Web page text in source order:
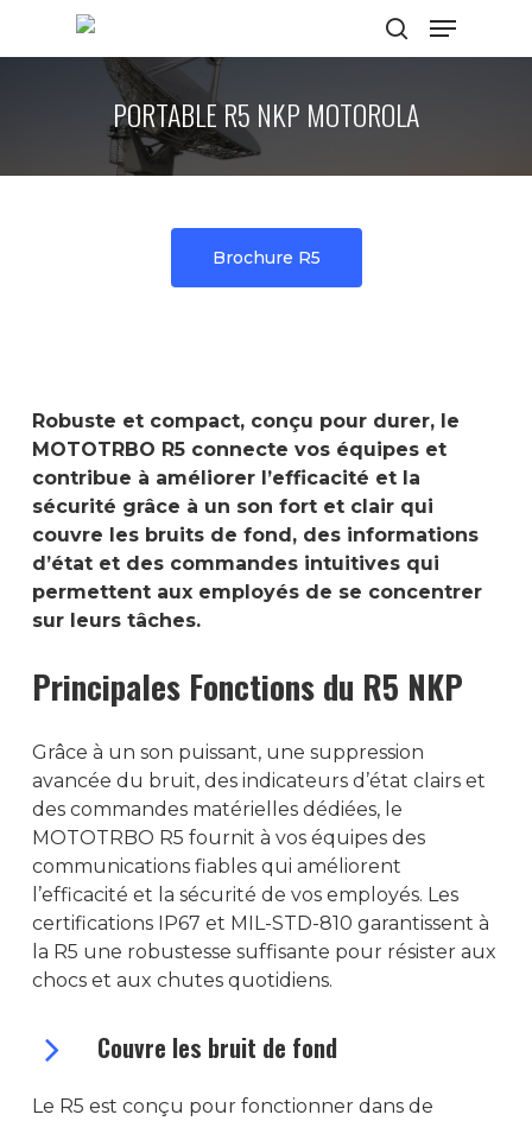
Hit enter to search or ESC to close
PORTABLE R5 NKP MOTOROLA
Brochure R5
Robuste et compact, conçu pour durer, le
MOTOTRBO R5 connecte vos équipes et
contribue à améliorer l’efficacité et la
sécurité grâce à un son fort et clair qui
couvre les bruits de fond, des informations
d’état et des commandes intuitives qui
permettent aux employés de se concentrer
sur leurs tâches.
Principales Fonctions du R5 NKP
Grâce à un son puissant, une suppression
avancée du bruit, des indicateurs d’état clairs et
des commandes matérielles dédiées, le
MOTOTRBO R5 fournit à vos équipes des
communications fiables qui améliorent
l’efficacité et la sécurité de vos employés. Les
certifications IP67 et MIL-STD-810 garantissent à
la R5 une robustesse suffisante pour résister aux
chocs et aux chutes quotidiens.
Couvre les bruit de fond
Le R5 est conçu pour fonctionner dans de